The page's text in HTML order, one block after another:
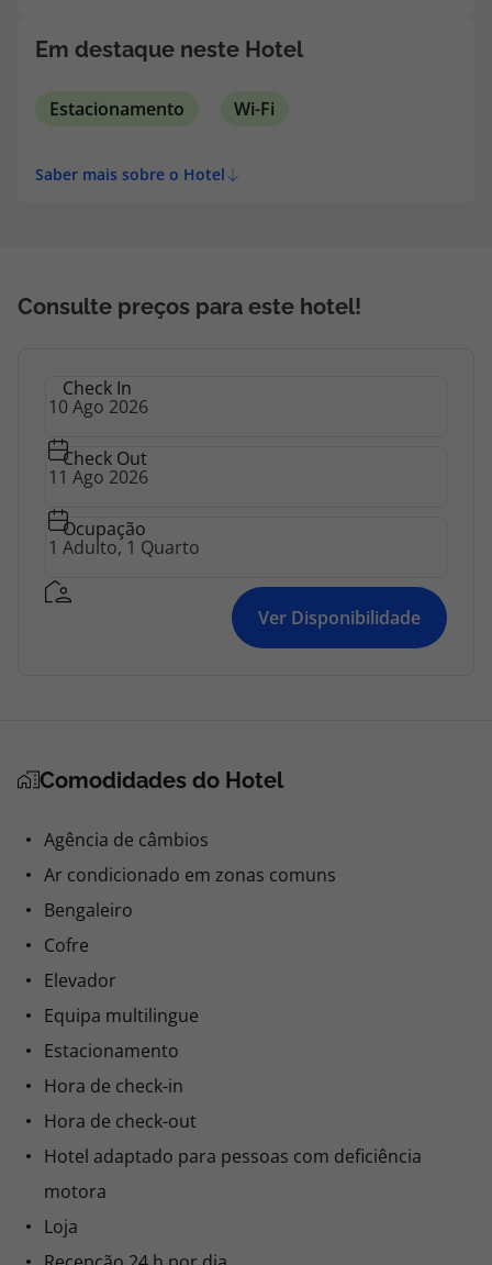
Em destaque neste Hotel
Estacionamento Wi-Fi
Saber mais sobre o Hotel
Consulte preços para este hotel!
Check In
Check Out
Ocupação
Ver Disponibilidade
Comodidades do Hotel
Agência de câmbios
Ar condicionado em zonas comuns
Bengaleiro
Cofre
Elevador
Equipa multilingue
Estacionamento
Hora de check-in
Hora de check-out
Hotel adaptado para pessoas com deficiência
motora
Loja